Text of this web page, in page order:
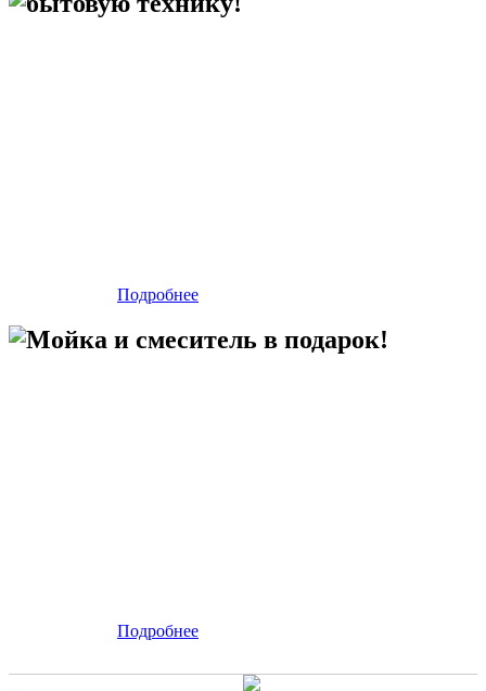
Подробнее
Мойка и смеситель в подарок!
Подробнее